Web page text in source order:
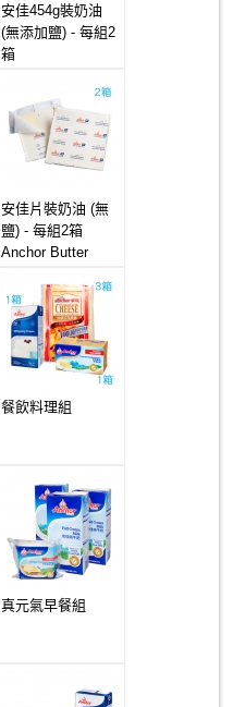
安佳454g裝奶油
(無添加鹽) - 每組2
箱
20x454g
(Unsalted)
安佳片裝奶油 (無
鹽) - 每組2箱
Anchor Butter
(Unsalted)
餐飲料理組
真元氣早餐組